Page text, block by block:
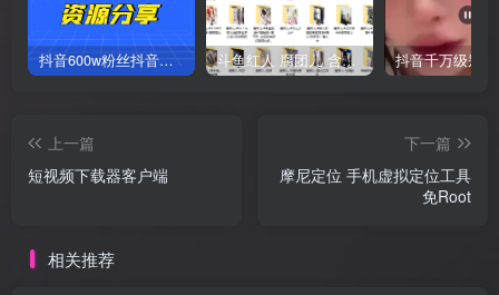
抖音600w粉丝抖音网红痞幼一手资料 877P 500M 含私拍 斗鱼红人 腐团儿 含付费 大尺写真 32套
上一篇
短视频下载器客户端
下一篇
摩尼定位 手机虚拟定位工具
免Root
相关推荐